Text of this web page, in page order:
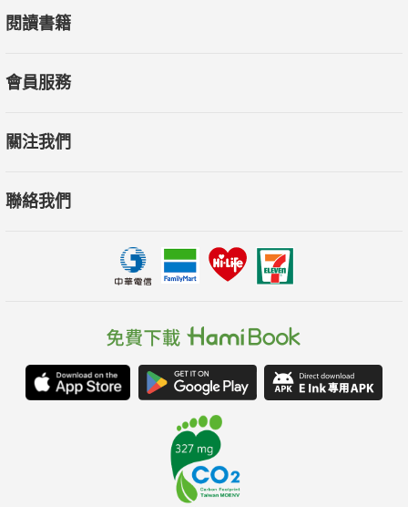
閱讀書籍
會員服務
關注我們
聯絡我們